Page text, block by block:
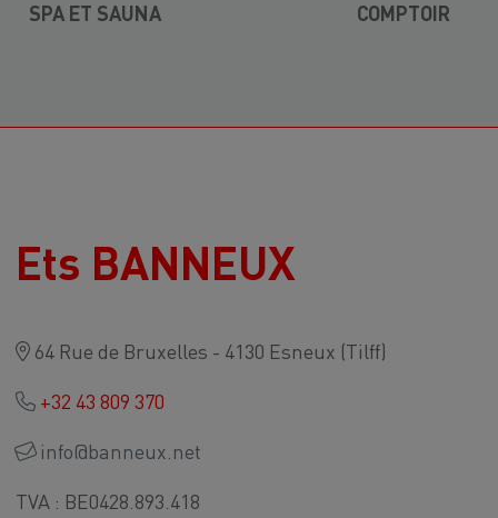
SPA ET SAUNA COMPTOIR
Ets BANNEUX
64 Rue de Bruxelles - 4130 Esneux (Tilff)
+32 43 809 370
info@banneux.net
TVA : BE0428.893.418